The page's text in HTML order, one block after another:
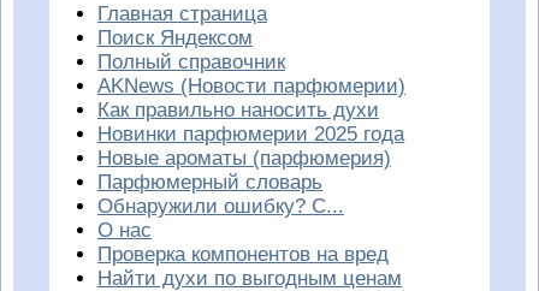
Главная страница
Поиск Яндексом
Полный справочник
AKNews (Новости парфюмерии)
Как правильно наносить духи
Новинки парфюмерии 2025 года
Новые ароматы (парфюмерия)
Парфюмерный словарь
Обнаружили ошибку? С...
О нас
Проверка компонентов на вред
Найти духи по выгодным ценам